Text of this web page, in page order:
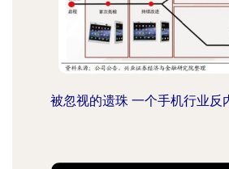
被忽视的遗珠 一个手机行业反